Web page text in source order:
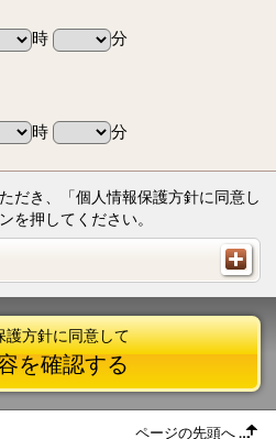
時
分
時 分
だき、「個人情報保護方針に同意し
を押してください。
護方針に同意して
を確認する
ページの先頭へ